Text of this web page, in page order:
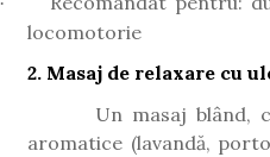
locomotorie
2. Masaj de relaxare cu
Un masaj blând,
aromatice (lavandă,